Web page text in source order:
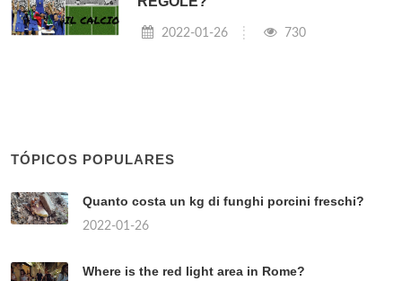
2022-01-26 730
TÓPICOS POPULARES
Quanto costa un kg di funghi porcini freschi?
2022-01-26
Where is the red light area in Rome?